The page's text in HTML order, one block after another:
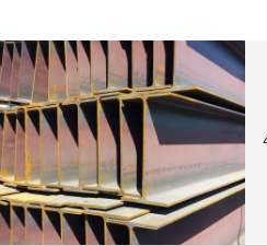
Лист
Уголок
Балка
Швеллер